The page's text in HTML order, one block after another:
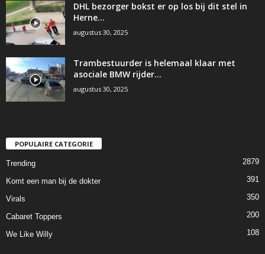
DHL bezorger bokst er op los bij dit stel in
Herne…
augustus 30, 2025
Trambestuurder is helemaal klaar met
asociale BMW rijder…
augustus 30, 2025
POPULAIRE CATEGORIE
Trending 2879
Komt een man bij de dokter 391
Virals 350
Cabaret Toppers 200
We Like Willy 108